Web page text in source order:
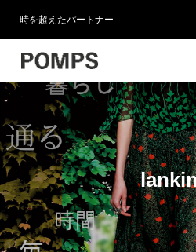
時を超えたパートナー